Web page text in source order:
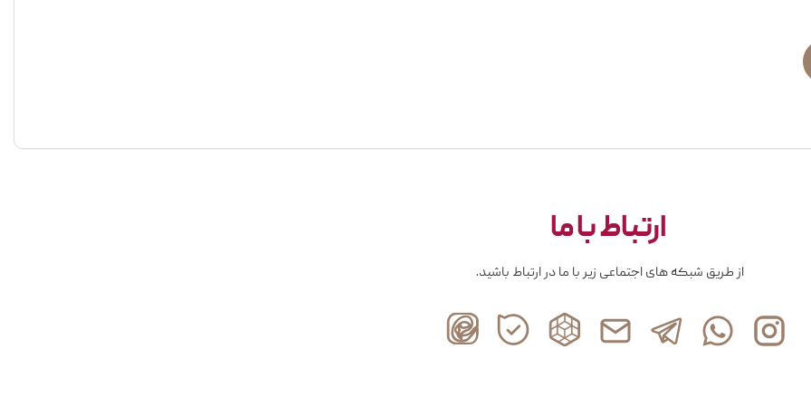
ارتباط با ما
از طریق شبکه های اجتماعی زیر با ما در ارتباط باشید.